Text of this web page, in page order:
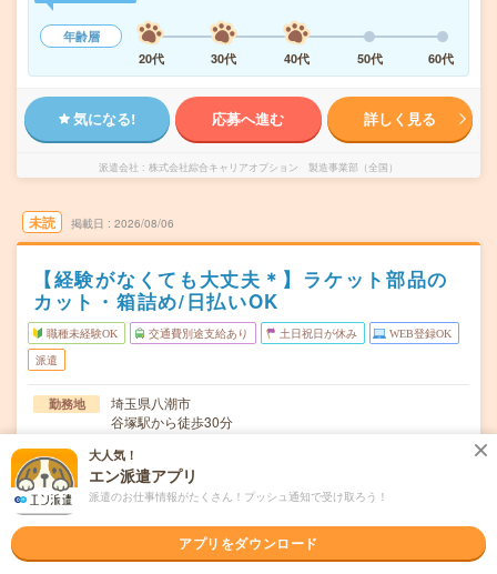
年齢層
20代
30代 40代 50代 60代
気になる! 応募へ進む 詳しく見る
派遣会社 株式会社綜合キャリアオプション 製造事業部（全国）
未読 掲載日 2026/08/06
【経験がなくても大丈夫＊】ラケット部品の
カット・箱詰め/日払いOK
職種未経験OK 交通費別途支給あり 土日祝日が休み WEB登録OK
派遣
勤務地
埼玉県八潮市
谷塚駅から徒歩30分
曜日頻度 月～金
時間 12:25～21:00
期間 長期でお仕事できる方、大歓迎！
時給1700円
大人気！
エン派遣アプリ
派遣のお仕事情報がたくさん！プッシュ通知で受け取ろう！
アプリをダウンロード